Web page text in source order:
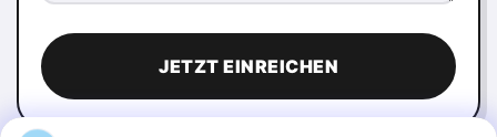
JETZT EINREICHEN